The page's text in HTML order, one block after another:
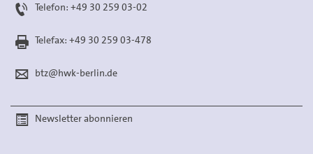
Telefon: +49 30 259 03-02
Telefax: +49 30 259 03-478
btz@hwk-berlin.de
Newsletter abonnieren